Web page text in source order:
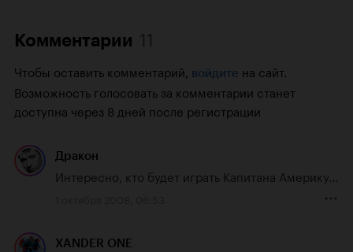
Комментарии
Чтобы оставить комментарий, войдите на сайт.
Возможность голосовать за комментарии станет
доступна через 8 дней после регистрации
Дракон
Интересно, кто будет играть Капитана Америку...
XANDER ONE